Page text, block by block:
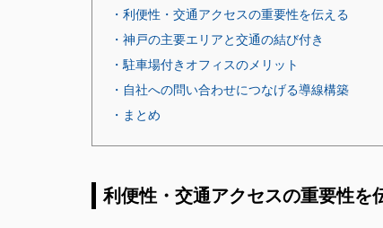
・利便性・交通アクセスの重要性を伝える
・神戸の主要エリアと交通の結び付き
・駐車場付きオフィスのメリット
・自社への問い合わせにつなげる導線構築
・まとめ
利便性・交通アクセスの重要性を